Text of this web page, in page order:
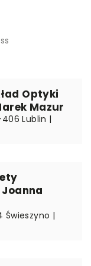
Optyki
Mazur
Lublin |
Świeszyno |